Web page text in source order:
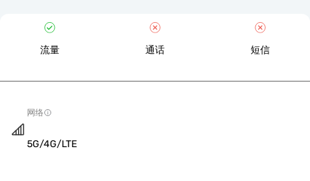
流量 通话 短信
网络
5G/4G/LTE